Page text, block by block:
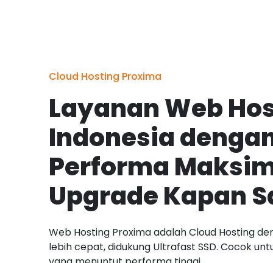
Cloud Hosting Proxima
Layanan Web
Indonesia
Performa
Upgrade Kapan
Web Hosting Proxima adalah Cloud Hosting
lebih cepat, didukung Ultrafast SSD. Cocok